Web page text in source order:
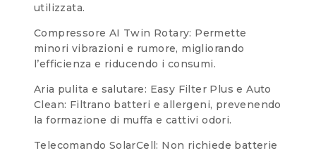
utilizzata.
Compressore AI Twin Rotary: Permette
minori vibrazioni e rumore, migliorando
l’efficienza e riducendo i consumi.
Aria pulita e salutare: Easy Filter Plus e Auto
Clean: Filtrano batteri e allergeni, prevenendo
la formazione di muffa e cattivi odori.
Telecomando SolarCell: Non richiede batterie